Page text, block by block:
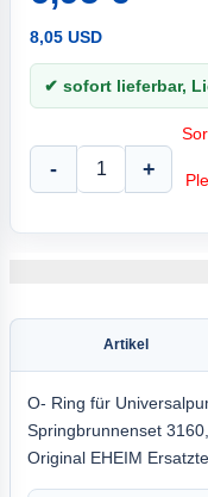
8,05 USD
✔ sofort lieferbar,
- +
Artikel
O- Ring für
Springbrunnenset
Original EHEIM